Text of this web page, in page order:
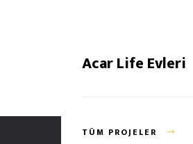
Acar Life Evleri
TÜM PROJELER